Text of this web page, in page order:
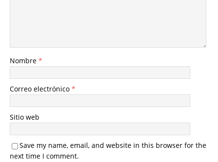
Nombre *
Correo electrónico *
Sitio web
Save my name, email, and website in this browser for the
next time I comment.